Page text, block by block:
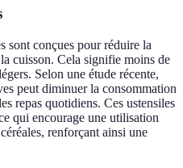
sont conçues pour réduire la
cuisson. Cela signifie moins de
Selon une étude récente,
peut diminuer la consommation
repas quotidiens. Ces ustensiles
qui encourage une utilisation
renforçant ainsi une